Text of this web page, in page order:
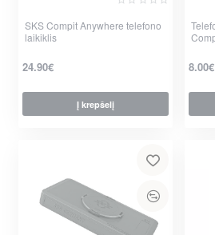
SKS Compit Anywhere telefono
laikiklis
24.90€
Į krepšelį
8.00€